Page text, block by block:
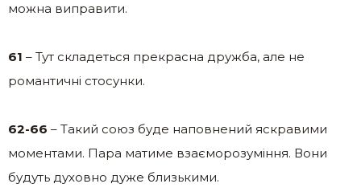
можна виправити.
61 – Тут складеться прекрасна дружба, але не
романтичні стосунки.
62-66 – Такий союз буде наповнений яскравими
моментами. Пара матиме взаєморозуміння. Вони
будуть духовно дуже близькими.